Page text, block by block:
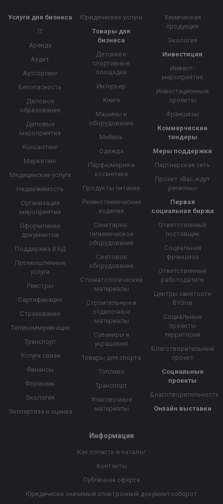
Услуги для бизнеса
IT
Аренда
Аудит
Аутсорсинг
Безопасность
Деловое
образование
Деловые
мероприятия
Консалтинг
Маркетинг
Медицинские услуги
Недвижимость
Организация
мероприятий
Оформление
документов
Поддержка ВЭД
Промышленные
услуги
Реестры
Сертификация
Страхование
Телекоммуникации
Транспорт
Услуги связи
Финансы
Форензик
Экология
Экспертиза и оценка
Юридические услуги
Товары для
бизнеса
Детские и
спортивные
площадки
Интерьер
Книги
Машины и
оборудование
Мебель
Одежда
Парфюмерия и
косметика
Продукты питания
Резинотехнические
изделия
Санитарно-
гигиеническое
оборудование
Световое
оборудование
Стоматологические
материалы
Строительные и
отделочные
материалы
Сувениры и
украшения
Товары для спорта
Топливо
Транспорт
Упаковочные
материалы
Химическая
продукция
Экология
Инвестиции
Инвест-
мероприятия
Инвестиционные
проекты
Франшизы
Коммерческие
тендеры
Меры поддержки
Партнерская сеть
Проект «Вас ждут
регионы»
Первая
социальная биржа
Ответственный
поставщик
Социальная
франшиза
Ответственный
работодатель
Центры занятости
ВУЗов
Социальные
проекты
территорий
Благотворительный
проект
Социальные
проекты
Благотворительность
Онлайн выставки
Информация
Как попасть в каталог
Контакты
Публичная оферта
Юридически значимый электронный документооборот